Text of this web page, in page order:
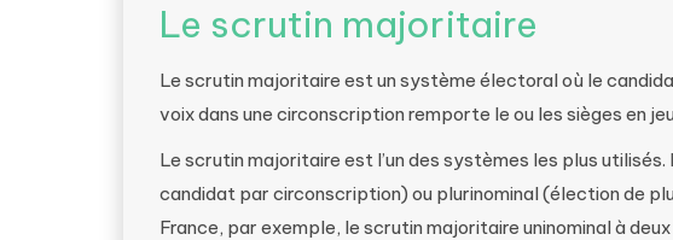
Le scrutin majoritaire
Le scrutin majoritaire est un système électoral où le
voix dans une circonscription remporte le ou les sièges en
Le scrutin majoritaire est l’un des systèmes les plus
candidat par circonscription) ou plurinominal (élection de
France, par exemple, le scrutin majoritaire uninominal à